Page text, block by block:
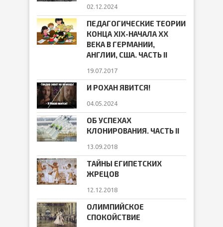
02.12.2024
ПЕДАГОГИЧЕСКИЕ ТЕОРИИ
КОНЦА ХIХ-НАЧАЛА ХХ
ВЕКА В ГЕРМАНИИ,
АНГЛИИ, США. ЧАСТЬ II
19.07.2017
И РОХАН ЯВИТСЯ!
04.05.2024
ОБ УСПЕХАХ
КЛОНИРОВАНИЯ. ЧАСТЬ II
13.09.2018
ТАЙНЫ ЕГИПЕТСКИХ
ЖРЕЦОВ
12.12.2018
ОЛИМПИЙСКОЕ
СПОКОЙСТВИЕ